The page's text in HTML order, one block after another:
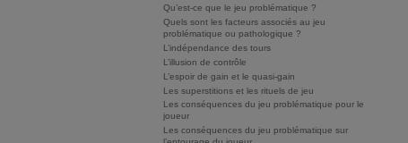
Qu’est-ce que le jeu problématique ?
Quels sont les facteurs associés au jeu
problématique ou pathologique ?
L’indépendance des tours
L’illusion de contrôle
L’espoir de gain et le quasi-gain
Les superstitions et les rituels de jeu
Les conséquences du jeu problématique pour le
joueur
Les conséquences du jeu problématique sur